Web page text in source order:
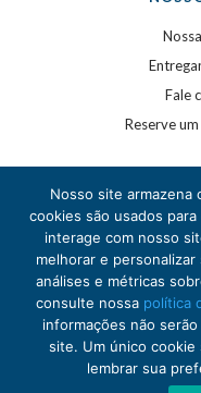
Fale
Reserve
© 2020 WSI. Todos
Each WSI
Nosso site armazena
cookies são usados
interage com nosso
melhorar e
análises e métricas
consulte nossa política
informações não
site. Um único cookie
lembrar sua